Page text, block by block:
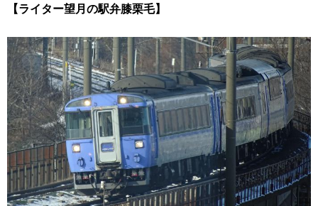
【ライター望月の駅弁膝栗毛】